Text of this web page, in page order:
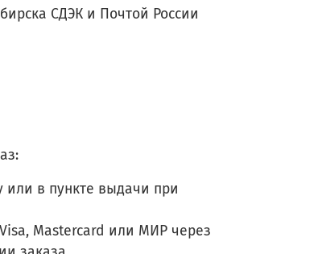
СДЭК и Почтой России
или в пункте выдачи при
Mastercard или МИР через